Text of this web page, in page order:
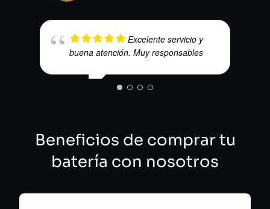
Excelente servicio y
buena atención. Muy responsables
Beneficios de comprar tu
batería con nosotros